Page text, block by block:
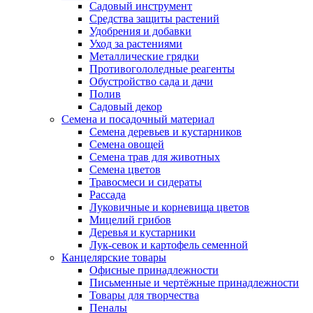
Садовый инструмент
Средства защиты растений
Удобрения и добавки
Уход за растениями
Металлические грядки
Противогололедные реагенты
Обустройство сада и дачи
Полив
Садовый декор
Семена и посадочный материал
Семена деревьев и кустарников
Семена овощей
Семена трав для животных
Семена цветов
Травосмеси и сидераты
Рассада
Луковичные и корневища цветов
Мицелий грибов
Деревья и кустарники
Лук-севок и картофель семенной
Канцелярские товары
Офисные принадлежности
Письменные и чертёжные принадлежности
Товары для творчества
Пеналы